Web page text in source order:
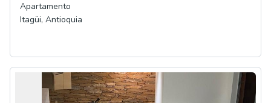
Apartamento
Itagüi, Antioquia